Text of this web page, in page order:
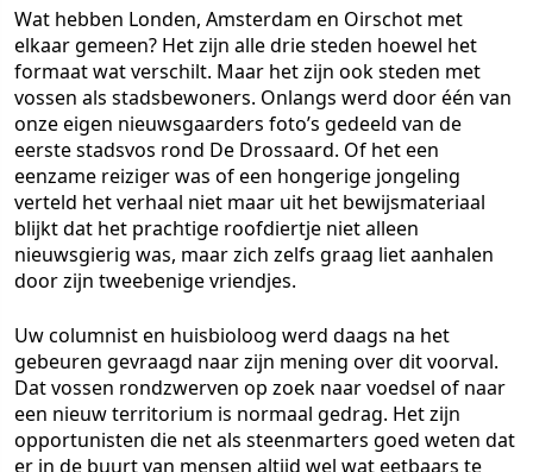
Wat hebben Londen, Amsterdam en Oirschot met
elkaar gemeen? Het zijn alle drie steden hoewel het
formaat wat verschilt. Maar het zijn ook steden met
vossen als stadsbewoners. Onlangs werd door één van
onze eigen nieuwsgaarders foto’s gedeeld van de
eerste stadsvos rond De Drossaard. Of het een
eenzame reiziger was of een hongerige jongeling
verteld het verhaal niet maar uit het bewijsmateriaal
blijkt dat het prachtige roofdiertje niet alleen
nieuwsgierig was, maar zich zelfs graag liet aanhalen
door zijn tweebenige vriendjes.
Uw columnist en huisbioloog werd daags na het
gebeuren gevraagd naar zijn mening over dit voorval.
Dat vossen rondzwerven op zoek naar voedsel of naar
een nieuw territorium is normaal gedrag. Het zijn
opportunisten die net als steenmarters goed weten dat
er in de buurt van mensen altijd wel wat eetbaars te